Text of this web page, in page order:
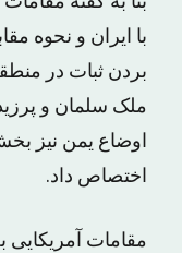
با ایران و نحوه
بردن ثبات در
ملک سلمان و
اوضاع یمن نیز
اختصاص داد.
مقامات آمریکایی